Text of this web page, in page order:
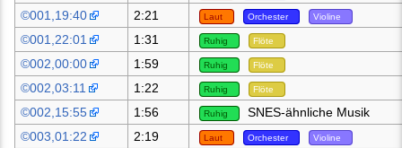
©001,19:40 2:21 Laut Orchester Violine
©001,22:01 1:31 Ruhig Flöte
©002,00:00 1:59 Ruhig Flöte
©002,03:11 1:22 Ruhig Flöte
©002,15:55 1:56 Ruhig
SNES-ähnliche Musik
©003,01:22
2:19 Laut Orchester Violine